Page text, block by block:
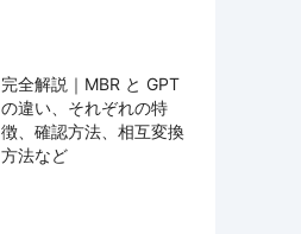
完全解説｜MBR と GPT
の違い、それぞれの特
徴、確認方法、相互変換
方法など